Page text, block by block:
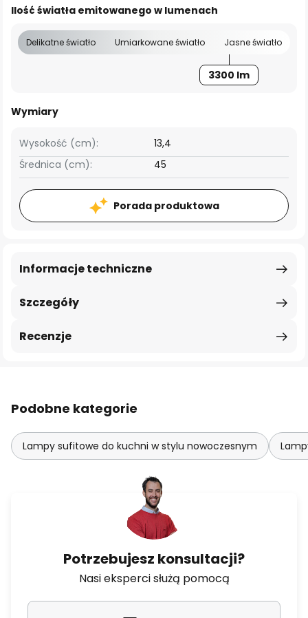
Ilość światła emitowanego w lumenach
Delikatne światło Umiarkowane światło Jasne światło
3300 lm
Wymiary
Wysokość (cm):
13,4
Średnica (cm):
45
Porada produktowa
Szczegóły
Informacje techniczne
Recenzje
Podobne kategorie
Lampy sufitowe do kuchni w stylu nowoczesnym
Potrzebujesz konsultacji?
Nasi eksperci służą pomocą